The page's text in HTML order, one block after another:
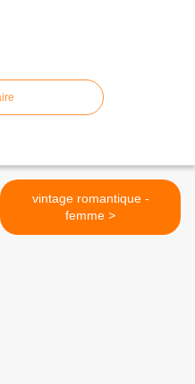
vintage romantique -
femme >